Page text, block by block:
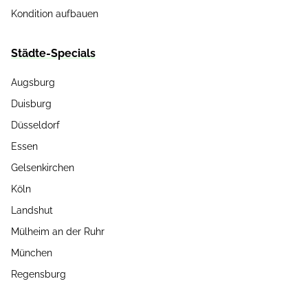
Kondition aufbauen
Städte-Specials
Augsburg
Duisburg
Düsseldorf
Essen
Gelsenkirchen
Köln
Landshut
Mülheim an der Ruhr
München
Regensburg